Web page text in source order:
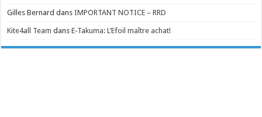
Gilles Bernard dansIMPORTANT NOTICE – RRD
Kite4all Team dansE-Takuma: L’Efoil maître achat!